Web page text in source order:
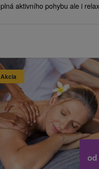
plná aktivního pohybu ale i
Akcia
od